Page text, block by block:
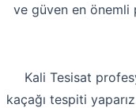
ve güven en önemli
Kali Tesisat
kaçağı tespiti